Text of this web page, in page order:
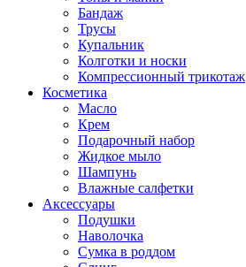
Бандаж
Трусы
Купальник
Колготки и носки
Компрессионный трикотаж
Косметика
Масло
Крем
Подарочный набор
Жидкое мыло
Шампунь
Влажные салфетки
Аксессуары
Подушки
Наволочка
Сумка в роддом